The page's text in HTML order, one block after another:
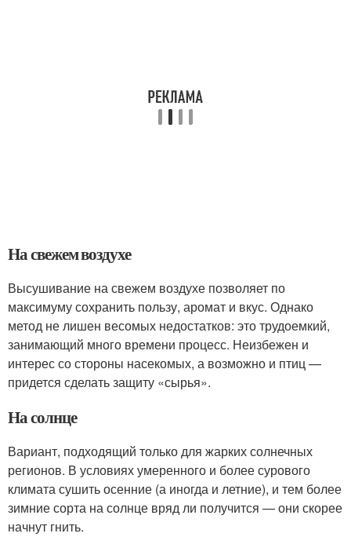
На свежем воздухе
Высушивание на свежем воздухе позволяет по
максимуму сохранить пользу, аромат и вкус. Однако
метод не лишен весомых недостатков: это трудоемкий,
занимающий много времени процесс. Неизбежен и
интерес со стороны насекомых, а возможно и птиц —
придется сделать защиту «сырья».
На солнце
Вариант, подходящий только для жарких солнечных
регионов. В условиях умеренного и более сурового
климата сушить осенние (а иногда и летние), и тем более
зимние сорта на солнце вряд ли получится — они скорее
начнут гнить.